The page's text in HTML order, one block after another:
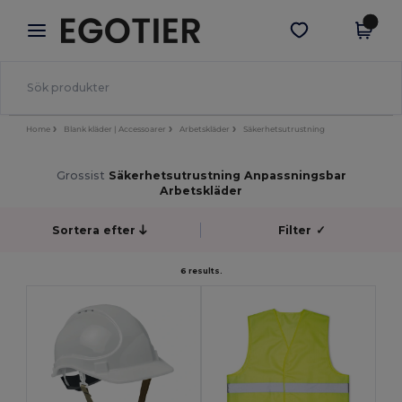
× Egotier-app
Bättre priser i appen!
Hämta app
Home Blank kläder | Accessoarer Arbetskläder Säkerhetsutrustning
Grossist Säkerhetsutrustning Anpassningsbar
Arbetskläder
Sortera efter Filter ✓
6 results.